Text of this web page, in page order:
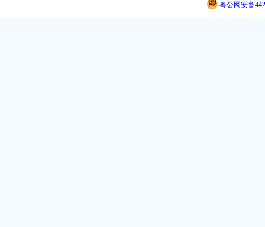
粤公网安备